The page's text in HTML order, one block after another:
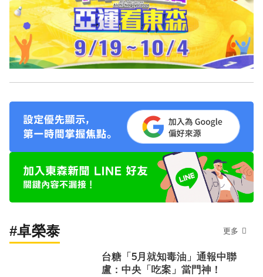
#卓榮泰 更多
台糖「5月就知毒油」通報中聯
盧：中央「吃案」當門神！